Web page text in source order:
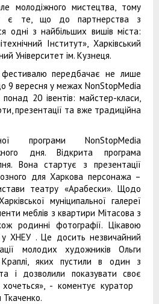
молодіжного мистецтва, тому
є те, що до партнерства з
одні з найбільших вишів міста:
Інститут», Харківський
Університет ім. Кузнеця.
фестивалю передбачає не лише
9 вересня у межах NonStopMedia
20 івентів: майстер-класи,
презентації та вже традиційна
програми NonStopMedia
дня. Відкрита програма
Вона стартує з презентації
для Харкова персонажа –
театру «Арабески». Щодо
муніципальної галереї
меблів з квартири Мітасова з
родинні фотографії. Цікавою
ХНЕУ . Це досить незвичайний
молодих художників Ольги
яких пустили в один з
і дозволили показувати своє
- коментує куратор